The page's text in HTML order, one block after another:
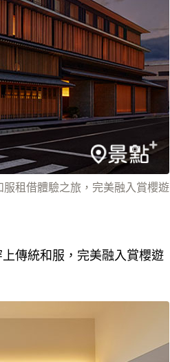
服租借體驗之旅，完美融入賞櫻遊
傳統和服，完美融入賞櫻遊